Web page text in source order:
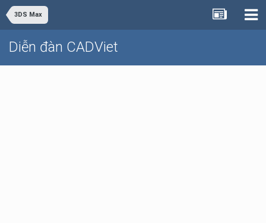
3DS Max
Diễn đàn CADViet